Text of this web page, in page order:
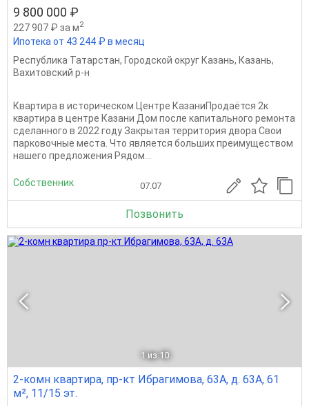
9 800 000 ₽
227 907 ₽ за м2
Ипотека от 43 244 ₽ в месяц
Республика Татарстан, Городской округ Казань, Казань,
Вахитовский р-н
Квартира в историческом Центре КазаниПродаётся 2к
квартира в центре Казани Дом после капитального ремонта
сделанного в 2022 году Закрытая территория двора Свои
парковочные места. Что является больших преимуществом
нашего предложения Рядом...
Собственник 07.07
Позвонить
1 из 10
2-комн квартира, пр-кт Ибрагимова, 63А, д. 63А, 61
м², 11/15 эт.